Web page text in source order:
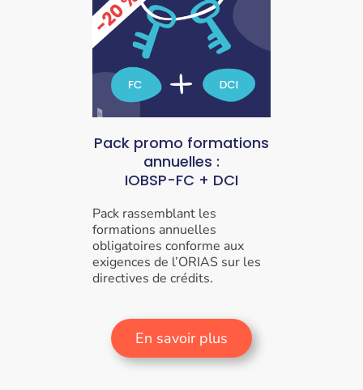
Pack promo formations
annuelles :
IOBSP-FC + DCI
Pack rassemblant les
formations annuelles
obligatoires conforme aux
exigences de l’ORIAS sur les
directives de crédits.
En savoir plus